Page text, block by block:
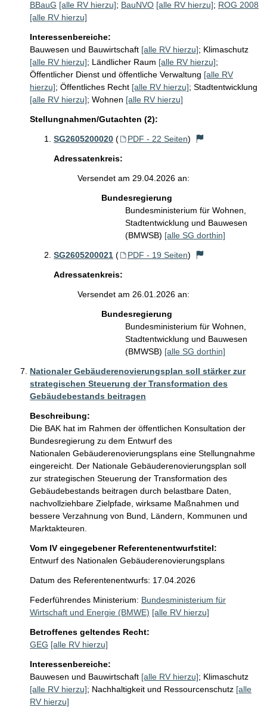
BBauG [alle RV hierzu]; BauNVO [alle RV hierzu]; ROG 2008
[alle RV hierzu]
Interessenbereiche:
Bauwesen und Bauwirtschaft [alle RV hierzu]; Klimaschutz
[alle RV hierzu]; Ländlicher Raum [alle RV hierzu];
Öffentlicher Dienst und öffentliche Verwaltung [alle RV
hierzu]; Öffentliches Recht [alle RV hierzu]; Stadtentwicklung
[alle RV hierzu]; Wohnen [alle RV hierzu]
Stellungnahmen/Gutachten (2):
SG2605200020 ( PDF - 22 Seiten)
Adressatenkreis:
Versendet am 29.04.2026 an:
Bundesregierung
Bundesministerium für Wohnen,
Stadtentwicklung und Bauwesen
(BMWSB) [alle SG dorthin]
SG2605200021 ( PDF - 19 Seiten)
Adressatenkreis:
Versendet am 26.01.2026 an:
Bundesregierung
Bundesministerium für Wohnen,
Stadtentwicklung und Bauwesen
(BMWSB) [alle SG dorthin]
Nationaler Gebäuderenovierungsplan soll stärker zur
strategischen Steuerung der Transformation des
Gebäudebestands beitragen
Beschreibung:
Die BAK hat im Rahmen der öffentlichen Konsultation der
Bundesregierung zu dem Entwurf des
Nationalen Gebäuderenovierungsplans eine Stellungnahme
eingereicht. Der Nationale Gebäuderenovierungsplan soll
zur strategischen Steuerung der Transformation des
Gebäudebestands beitragen durch belastbare Daten,
nachvollziehbare Zielpfade, wirksame Maßnahmen und
bessere Verzahnung von Bund, Ländern, Kommunen und
Marktakteuren.
Vom IV eingegebener Referentenentwurfstitel:
Entwurf des Nationalen Gebäuderenovierungsplans
Datum des Referentenentwurfs: 17.04.2026
Federführendes Ministerium: Bundesministerium für
Wirtschaft und Energie (BMWE) [alle RV hierzu]
Betroffenes geltendes Recht:
GEG [alle RV hierzu]
Interessenbereiche:
Bauwesen und Bauwirtschaft [alle RV hierzu]; Klimaschutz
[alle RV hierzu]; Nachhaltigkeit und Ressourcenschutz [alle
RV hierzu]